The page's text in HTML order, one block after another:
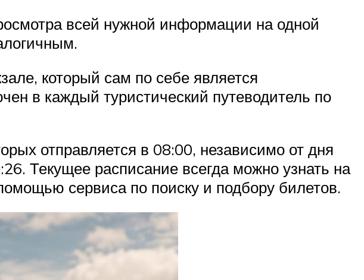
всей нужной информации на одной
который сам по себе является
в каждый туристический путеводитель по
отправляется в 08:00, независимо от дня
Текущее расписание всегда можно узнать на
сервиса по поиску и подбору билетов.